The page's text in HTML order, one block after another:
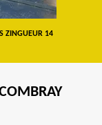
ZINGUEUR 14